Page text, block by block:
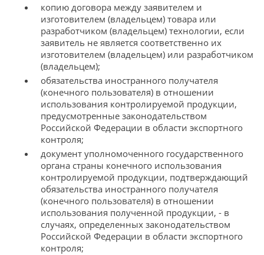
копию договора между заявителем и
изготовителем (владельцем) товара или
разработчиком (владельцем) технологии, если
заявитель не является соответственно их
изготовителем (владельцем) или разработчиком
(владельцем);
обязательства иностранного получателя
(конечного пользователя) в отношении
использования контролируемой продукции,
предусмотренные законодательством
Российской Федерации в области экспортного
контроля;
документ уполномоченного государственного
органа страны конечного использования
контролируемой продукции, подтверждающий
обязательства иностранного получателя
(конечного пользователя) в отношении
использования полученной продукции, - в
случаях, определенных законодательством
Российской Федерации в области экспортного
контроля;